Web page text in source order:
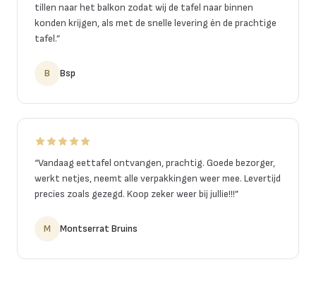
tillen naar het balkon zodat wij de tafel naar binnen
konden krijgen, als met de snelle levering én de prachtige
tafel.”
B Bsp
“Vandaag eettafel ontvangen, prachtig. Goede bezorger,
werkt netjes, neemt alle verpakkingen weer mee. Levertijd
precies zoals gezegd. Koop zeker weer bij jullie!!!”
M Montserrat Bruins